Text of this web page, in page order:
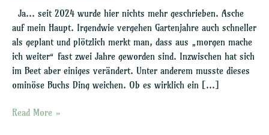
Ja… seit 2024 wurde hier nichts mehr geschrieben. Asche
auf mein Haupt. Irgendwie vergehen Gartenjahre auch schneller
als geplant und plötzlich merkt man, dass aus „morgen mache
ich weiter“ fast zwei Jahre geworden sind. Inzwischen hat sich
im Beet aber einiges verändert. Unter anderem musste dieses
ominöse Buchs Ding weichen. Ob es wirklich ein […]
Read More »